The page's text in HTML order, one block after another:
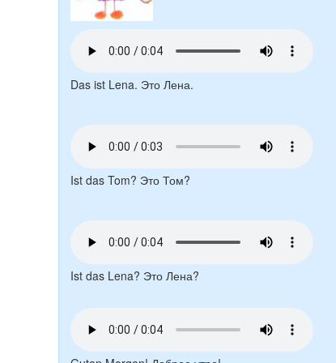
Das ist Lena. Это Лена.
Ist das Tom? Это Том?
Ist das Lena? Это Лена?